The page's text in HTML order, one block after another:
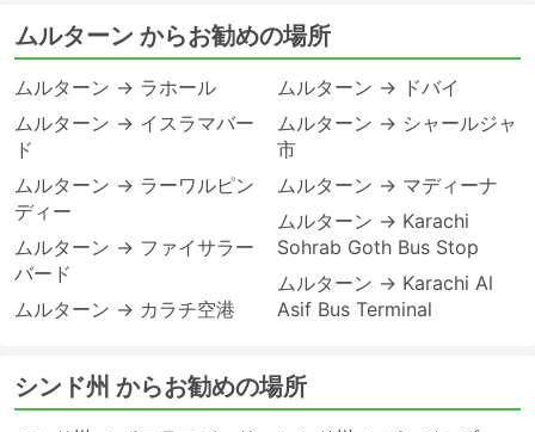
ムルターン からお勧めの場所
ムルターン → ラホール
ムルターン → イスラマバー
ド
ムルターン → ラーワルピン
ディー
ムルターン → ファイサラー
バード
ムルターン → カラチ空港
ムルターン → ドバイ
ムルターン → シャールジャ
市
ムルターン → マディーナ
ムルターン → Karachi
Sohrab Goth Bus Stop
ムルターン → Karachi Al
Asif Bus Terminal
シンド州 からお勧めの場所